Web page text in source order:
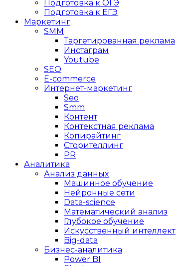
Подготовка к ОГЭ
Подготовка к ЕГЭ
Маркетинг
SMM
Таргетированная реклама
Инстаграм
Youtube
SEO
E-сommerce
Интернет-маркетинг
Seo
Smm
Контент
Контекстная реклама
Копирайтинг
Сторителлинг
PR
Аналитика
Анализ данных
Машинное обучение
Нейронные сети
Data-science
Математический анализ
Глубокое обучение
Искусственный интеллект
Big-data
Бизнес-аналитика
Power BI